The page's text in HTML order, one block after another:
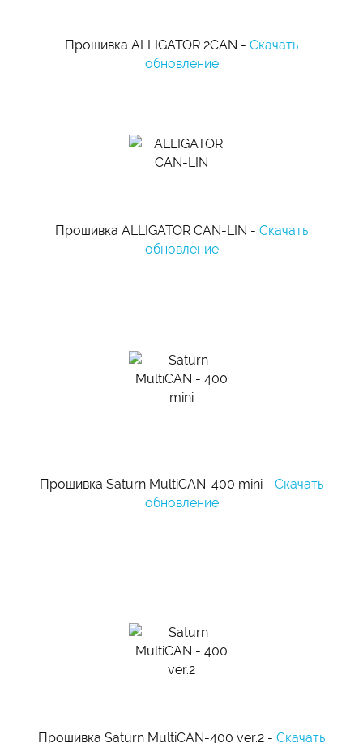
Прошивка ALLIGATOR 2CAN - Скачать
обновление
Прошивка ALLIGATOR CAN-LIN - Скачать
обновление
Прошивка Saturn MultiCAN-400 mini - Скачать
обновление
Прошивка Saturn MultiCAN-400 ver.2 - Скачать